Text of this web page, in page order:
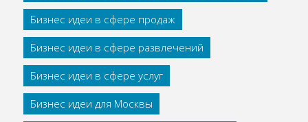
Бизнес идеи в сфере продаж
Бизнес идеи в сфере развлечений
Бизнес идеи в сфере услуг
Бизнес идеи для Москвы